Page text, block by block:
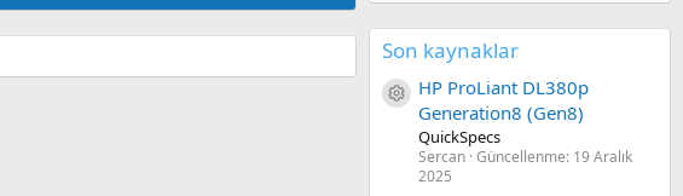
Son kaynaklar
Kaynak ikon/amblem
HP ProLiant DL380p
Generation8 (Gen8)
QuickSpecs
Sercan Güncellenme: 19 Aralık
2025